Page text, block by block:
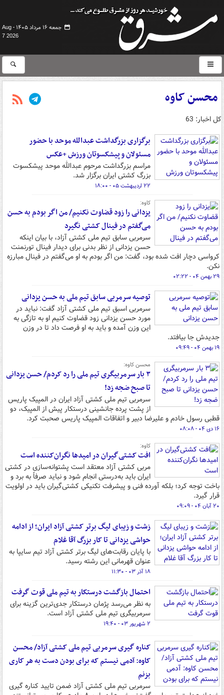
جمعه ۱۶ مرداد ۱۴۰۵ -
Aug
7 2026
محسن کاوه
کل اخبار: 63
برگزاری بزرگداشت عبدالله موحد با حضور
مسئولان و پیشکسوتان ورزش +عکس
مراسم بزرگداشت مرحوم عبدالله موحد پیشکسوت
بزرگ کشتی ایران برگزار شد.
۲۲ اردیبهشت ۰۵ - ۱۸:۰۰
کاوه:
یزدانی را زود قضاوت نکنیم/ من اگر بودم به حسن
می‌گفتم در فینال کشتی نگیرد
سرمربی سابق تیم ملی کشتی آزاد، با بیان اینکه
حسن یزدانی از نظر بدنی برای دیدار فینال تورنمنت
کرواسی دچار افت شده بود، گفت: من اگر بودم به او می‌گفتم در فینال مبارزه
نکن.
۲۹ بهمن ۰۴ - ۰۲:۲۲
توصیه سرمربی سابق تیم ملی به حسن یزدانی
سرمربی اسبق تیم ملی کشتی آزاد گفت: نباید در
مورد حسن یزدانی زود قضاوت کنیم او به تازگی به
این وزن آمده و باید به او فرصت داد تا در وزن
جدیدش جا بیافتد.
۱۹ بهمن ۰۴ - ۰۹:۴۹
محسن کاوه:
۳ بار سرمربیگری تیم ملی را رد کردم/ حسن یزدانی
تا صبح ضجه زد!
سرمربی تیم ملی کشتی آزاد ایران در المپیک پاریس
از پشت پرده جانشینی درستکار پیش از المپیک،‌ دو
قطبی رسول خادم و علیرضا دبیر و اتفاقات المپیک پاریس صحبت کرد.
۱۶ دی ۰۴ - ۰۸:۰۸
کاوه:
افت کشتی‎‌گیران در امیدها نگران‌کننده است
مربی کشتی آزاد معتقد است پشتوانه‌سازی در کشتی
ایران باید به‌درستی انجام شود و نباید صرفاً به برد و
باخت توجه کرد؛ بلکه آورده فنی و پیشرفت تکنیکی کشتی‌گیران باید در اولویت
قرار گیرد.
۲۰ آبان ۰۴ - ۰۹:۰۹
زشت و زیبای لیگ برتر کشتی آزاد ایران؛ از ادامه
حواشی یزدانی تا کار بزرگ آقا غلام
با پایان رقابت‌های لیگ برتر کشتی آزاد تیم سایپا به
عنوان قهرمانی این رشته رسید.
۱۸ آذر ۰۳ - ۱۱:۳۰
احتمال بازگشت درستکار به تیم ملی قوت گرفت
به نظر می‌رسد پژمان درستکار جدی‌ترین گزینه برای
سرمربیگری تیم ملی کشتی آزاد است.
۲ شهریور ۰۳ - ۱۹:۴۰
کناره گیری سرمربی تیم ملی کشتی آزاد/ محسن
کاوه: آدمی نیستم که برای بودن دست به هر کاری
بزنم
سرمربی تیم ملی کشتی آزاد ضمن تایید کناره گیری